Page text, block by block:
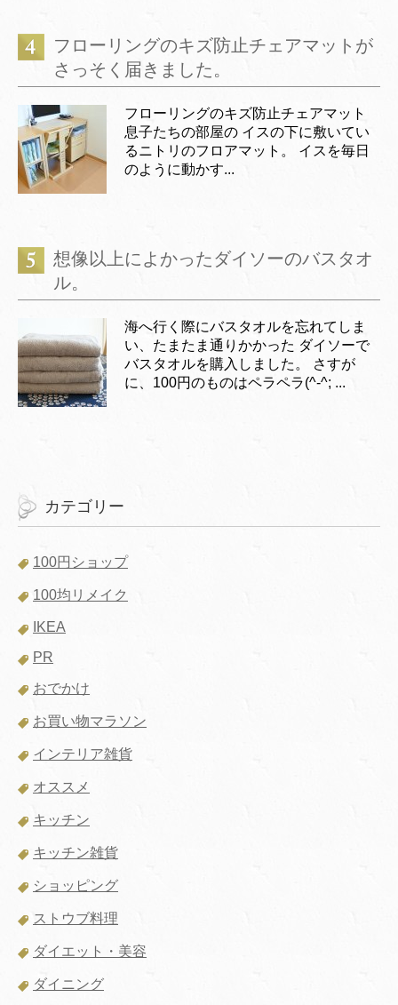
フローリングのキズ防止チェアマットが
さっそく届きました。
フローリングのキズ防止チェアマット
息子たちの部屋の イスの下に敷いてい
るニトリのフロアマット。 イスを毎日
のように動かす...
想像以上によかったダイソーのバスタオ
ル。
海へ行く際にバスタオルを忘れてしま
い、たまたま通りかかった ダイソーで
バスタオルを購入しました。 さすが
に、100円のものはペラペラ(^-^; ...
カテゴリー
100円ショップ
100均リメイク
IKEA
PR
おでかけ
お買い物マラソン
インテリア雑貨
オススメ
キッチン
キッチン雑貨
ショッピング
ストウブ料理
ダイエット・美容
ダイニング